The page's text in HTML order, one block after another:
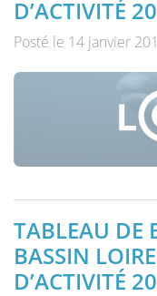
D’ACTIVITÉ
Posté le 14 janvier
TABLEAU DE
BASSIN
D’ACTIVITÉ